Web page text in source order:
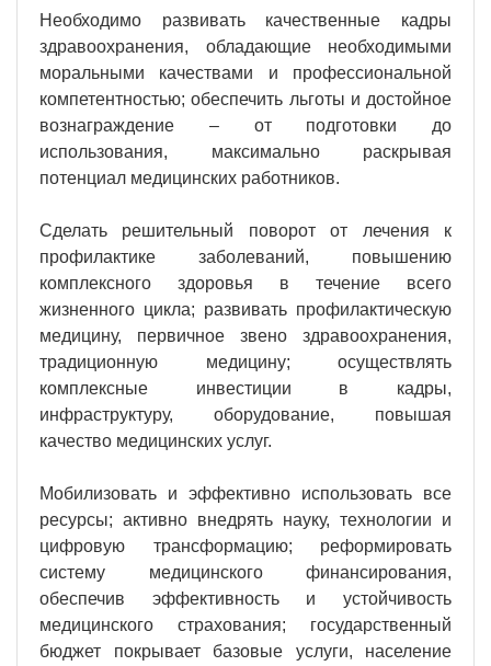
Необходимо развивать качественные кадры
здравоохранения, обладающие необходимыми
моральными качествами и профессиональной
компетентностью; обеспечить льготы и достойное
вознаграждение – от подготовки до
использования, максимально раскрывая
потенциал медицинских работников.
Сделать решительный поворот от лечения к
профилактике заболеваний, повышению
комплексного здоровья в течение всего
жизненного цикла; развивать профилактическую
медицину, первичное звено здравоохранения,
традиционную медицину; осуществлять
комплексные инвестиции в кадры,
инфраструктуру, оборудование, повышая
качество медицинских услуг.
Мобилизовать и эффективно использовать все
ресурсы; активно внедрять науку, технологии и
цифровую трансформацию; реформировать
систему медицинского финансирования,
обеспечив эффективность и устойчивость
медицинского страхования; государственный
бюджет покрывает базовые услуги, население